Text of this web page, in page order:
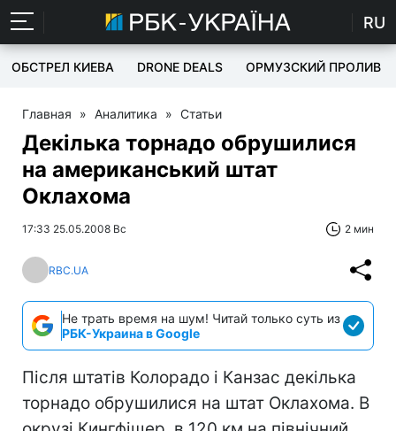
RU
ОБСТРЕЛ КИЕВА DRONE DEALS ОРМУЗСКИЙ ПРОЛИВ
Главная » Аналитика » Статьи
Декілька торнадо обрушилися
на американський штат
Оклахома
17:33 25.05.2008 Вс 2 мин
RBC.UA
Не трать время на шум! Читай только суть из
РБК-Украина в Google
Після штатів Колорадо і Канзас декілька
торнадо обрушилися на штат Оклахома. В